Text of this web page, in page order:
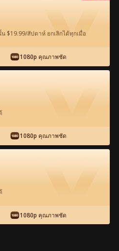
ลดล็อกทันที
ดูฟรีในแอป
ง
13 14
$19.99/สัปดาห์ ยกเลิกได้ทุกเมื่อ
1080p คุณภาพชัด
1080p คุณภาพชัด
1080p คุณภาพชัด